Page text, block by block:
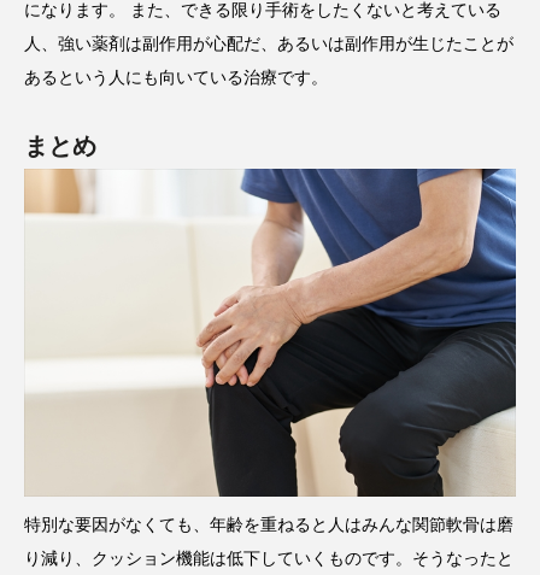
になります。 また、できる限り手術をしたくないと考えている
人、強い薬剤は副作用が心配だ、あるいは副作用が生じたことが
あるという人にも向いている治療です。
まとめ
特別な要因がなくても、年齢を重ねると人はみんな関節軟骨は磨
り減り、クッション機能は低下していくものです。そうなったと